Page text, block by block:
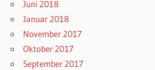
Juni 2018
Januar 2018
November 2017
Oktober 2017
September 2017